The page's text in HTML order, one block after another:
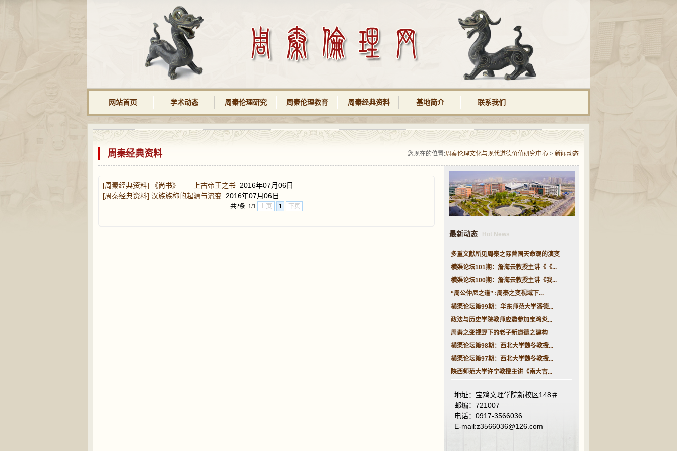
网站首页 学术动态 周秦伦理研究 周秦伦理教育 周秦经典资料 基地简介 联系我们
周秦经典资料 您现在的位置:周秦伦理文化与现代道德价值研究中心 > 新闻动态
[周秦经典资料] 《尚书》——上古帝王之书 2016年07月06日
[周秦经典资料] 汉族族称的起源与流变 2016年07月06日
共2条 1/1 上页 1 下页
最新动态 Hot News
多重文献所见周秦之际曾国天命观的演变
横渠论坛101期：詹海云教授主讲《《...
横渠论坛100期：詹海云教授主讲《我...
“周公仲尼之道” :周秦之变视域下...
横渠论坛第99期：华东师范大学潘德...
政法与历史学院教师应邀参加宝鸡炎...
周秦之变视野下的老子新道德之建构
横渠论坛第98期：西北大学魏冬教授...
横渠论坛第97期：西北大学魏冬教授...
陕西师范大学许宁教授主讲《南大吉...
地址：宝鸡文理学院新校区148＃
邮编：721007
电话：0917-3566036
E-mail:z3566036@126.com